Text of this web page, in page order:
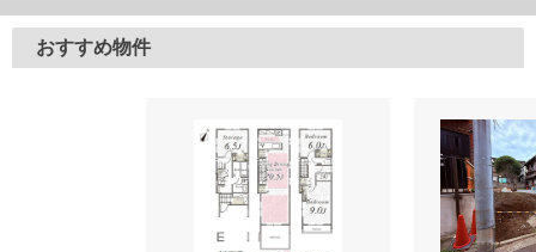
おすすめ物件